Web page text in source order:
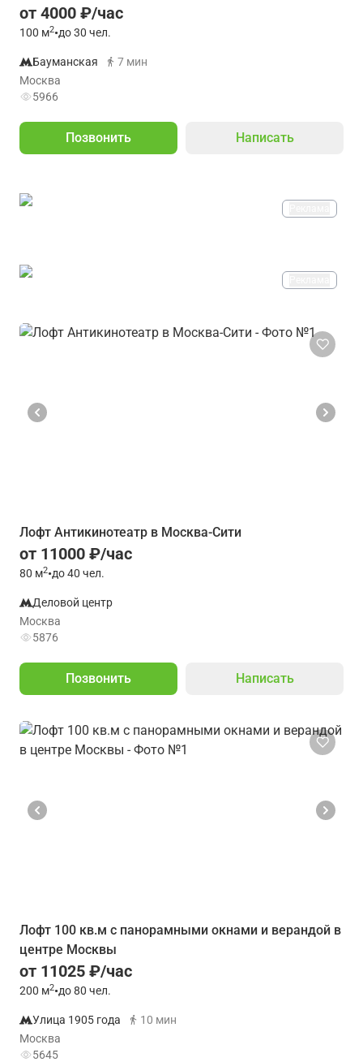
от 4000 ₽/час
100 м2•до 30 чел.
Бауманская
7 мин
Москва
5966
Позвонить Написать
Лофт Антикинотеатр в Москва-Сити
от 11000 ₽/час
80 м2•до 40 чел.
Деловой центр
Москва
5876
Позвонить Написать
Лoфт 100 кв.м с панорамными окнами и верандой в
центре Москвы
от 11025 ₽/час
200 м2•до 80 чел.
Улица 1905 года
10 мин
Москва
5645